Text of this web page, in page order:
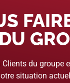
du groupe
situation